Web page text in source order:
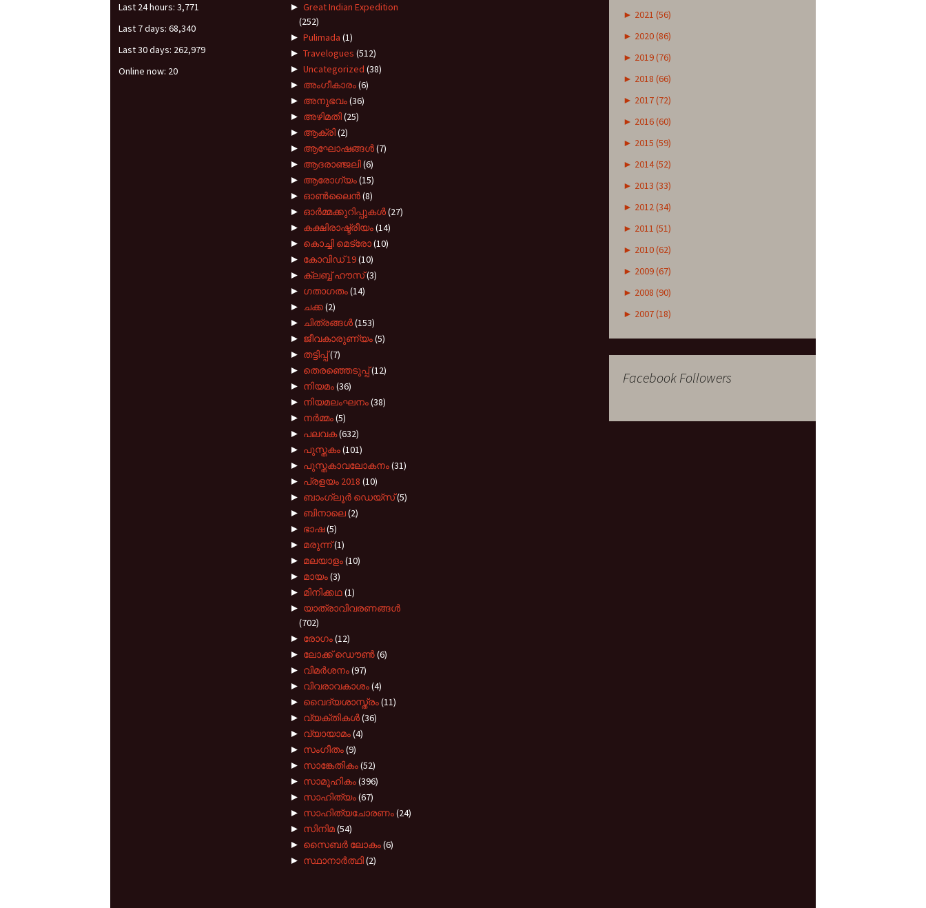
► 2021 (56)
► 2020 (86)
► 2019 (76)
► 2018 (66)
► 2017 (72)
► 2016 (60)
► 2015 (59)
► 2014 (52)
► 2013 (33)
► 2012 (34)
► 2011 (51)
► 2010 (62)
► 2009 (67)
► 2008 (90)
► 2007 (18)
Facebook Followers
Last 24 hours: 3,771
Last 7 days: 68,340
Last 30 days: 262,979
Online now: 20
► Great Indian Expedition
(252)
► Pulimada (1)
► Travelogues (512)
► Uncategorized (38)
► അംഗീകാരം(6)
► അനുഭവം(36)
► അഴിമതി(25)
► ആക്രി(2)
► ആഘോഷങ്ങൾ(7)
► ആദരാഞ്ജലി(6)
► ആരോഗ്യം(15)
► ഓൺലൈൻ(8)
► ഓർമ്മക്കുറിപ്പുകൾ(27)
► കക്ഷിരാഷ്ട്രീയം(14)
► കൊച്ചി മെട്രോ(10)
► കോവിഡ് 19(10)
► ക്ലബ്ബ് ഹൗസ്(3)
► ഗതാഗതം(14)
► ചക്ക(2)
► ചിത്രങ്ങൾ(153)
► ജീവകാരുണ്യം(5)
► തട്ടിപ്പ്(7)
► തെരഞ്ഞെടുപ്പ്(12)
► നിയമം(36)
► നിയമലംഘനം(38)
► നർമ്മം(5)
► പലവക(632)
► പുസ്തകം(101)
► പുസ്തകാവലോകനം(31)
► പ്രളയം 2018 (10)
► ബാംഗ്ലൂർ ഡെയ്സ്(5)
► ബിനാലെ(2)
► ഭാഷ(5)
► മരുന്ന്(1)
► മലയാളം(10)
► മായം(3)
► മിനിക്കഥ(1)
► യാത്രാവിവരണങ്ങൾ
(702)
► രോഗം(12)
► ലോക്ക് ഡൌൺ(6)
► വിമർശനം(97)
► വിവരാവകാശം(4)
► വൈദ്യശാസ്ത്രം(11)
► വ്യക്തികൾ(36)
► വ്യായാമം(4)
► സംഗീതം(9)
► സാങ്കേതികം(52)
► സാമൂഹികം(396)
► സാഹിത്യം(67)
► സാഹിത്യചോരണം(24)
► സിനിമ(54)
► സൈബർ ലോകം(6)
► സ്ഥാനാർത്ഥി(2)